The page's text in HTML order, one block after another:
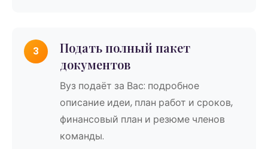
3
Подать полный пакет
документов
Вуз подаёт за Вас: подробное
описание идеи, план работ и сроков,
финансовый план и резюме членов
команды.